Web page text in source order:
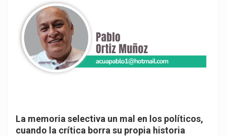
La memoria selectiva un mal en los políticos,
cuando la crítica borra su propia historia